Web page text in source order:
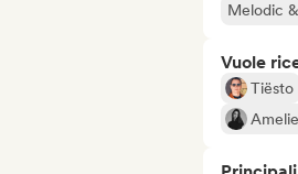
Melodic
Vuole
Tiësto